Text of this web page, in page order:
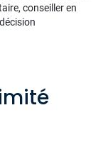
conseiller en